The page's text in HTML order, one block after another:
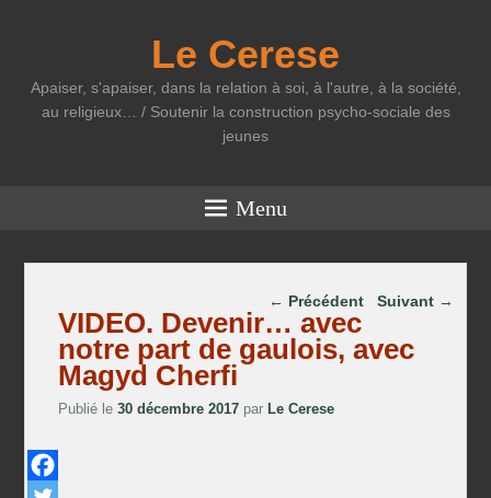
Le Cerese
Apaiser, s'apaiser, dans la relation à soi, à l'autre, à la société,
au religieux… / Soutenir la construction psycho-sociale des
jeunes
Menu
Parcourir les articles
← Précédent Suivant →
VIDEO. Devenir… avec
notre part de gaulois, avec
Magyd Cherfi
Publié le30 décembre 2017 parLe Cerese